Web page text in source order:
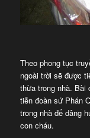
Theo phong tục
ngoài trời sẽ được
thừa trong nhà. Bài
tiễn đoàn sứ Phán
trong nhà để dâng
con cháu.